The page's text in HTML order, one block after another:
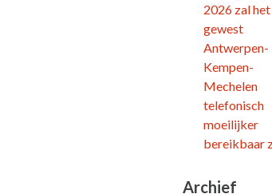
2026 zal het
gewest
Antwerpen-
Kempen-
Mechelen
telefonisch
moeilijker
bereikbaar
Archief